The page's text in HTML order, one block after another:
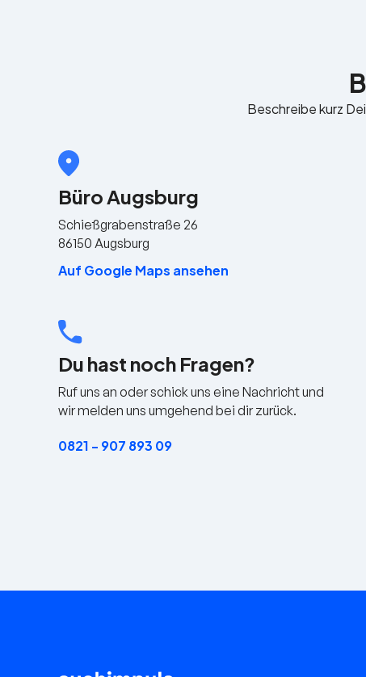
Beschreibe kurz
Büro Augsburg
Schießgrabenstraße 26
86150 Augsburg
Auf Google Maps ansehen
Du hast noch Fragen?
Ruf uns an oder schick uns eine Nachricht und
wir melden uns umgehend bei dir zurück.
0821 - 907 893 09